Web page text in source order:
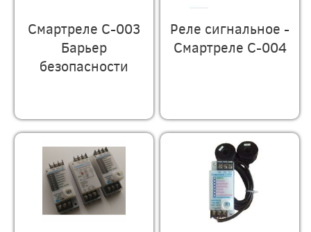
Смартреле С-003
Барьер
безопасности
Реле сигнальное -
Смартреле С-004